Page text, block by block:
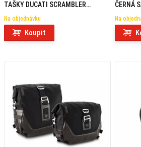
TAŠKY DUCATI SCRAMBLER
Na objednávku
Koupit
ČERNÁ
Na